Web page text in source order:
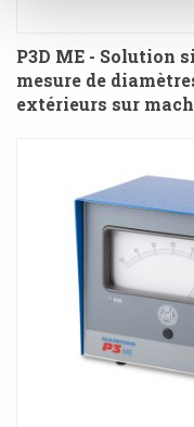
P3D ME - Solution
mesure de
extérieurs sur